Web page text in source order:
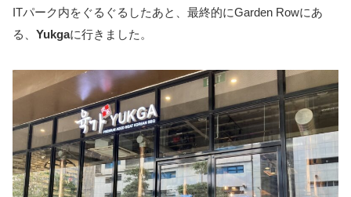
ITパーク内をぐるぐるしたあと、最終的にGarden Rowにあ
る、 Yukgaに行きました。